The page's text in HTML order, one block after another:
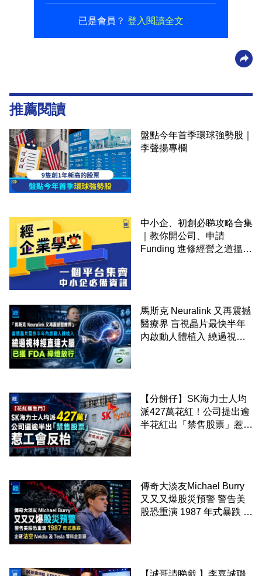
已是會員？ 登入閱讀全文
推薦閱讀
盤點今年首季環球強勢股｜
李聲揚專欄
中小企、初創必睇攻略合集
｜教你開公司、申請
Funding 進修經營之道搵大
馬斯克 Neuralink 又再震撼
醫療界 盲視晶片最快半年
內啟動人體植入 繞過視神
【分餅仔】SK海力士人均
派427萬花紅！公司提出逾
半花紅出「禁售股票」惹工
傳奇大淡友Michael Burry
又又又爆股災預警 警告美
股恐重演 1987 年式暴跌 企